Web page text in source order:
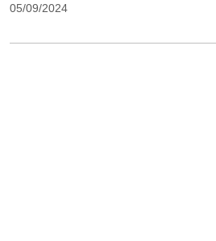
05/09/2024